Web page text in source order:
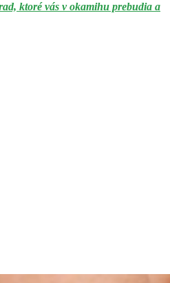
ktoré vás v okamihu prebudia a